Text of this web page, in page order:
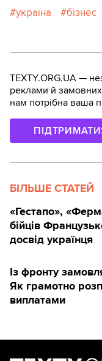
україна бізнес
TEXTY.ORG.UA —
реклами й
нам потрібна ваша
ПІДТРИМАТИ
БІЛЬШЕ СТАТЕЙ
«Гестапо»,
бійців
досвід українця
Із фронту
Як грамотно
виплатами